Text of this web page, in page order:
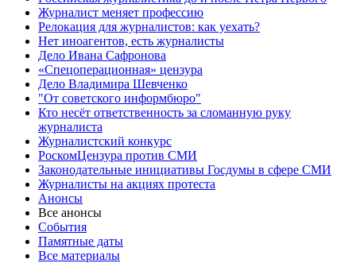
Журналист меняет профессию
Релокация для журналистов: как уехать?
Нет иноагентов, есть журналисты
Дело Ивана Сафронова
«Спецоперационная» цензура
Дело Владимира Шевченко
"От советского информбюро"
Кто несёт ответственность за сломанную руку
журналиста
Журналистский конкурс
РоскомЦензура против СМИ
Законодательные инициативы Госдумы в сфере СМИ
Журналисты на акциях протеста
Анонсы
Все анонсы
События
Памятные даты
Все материалы